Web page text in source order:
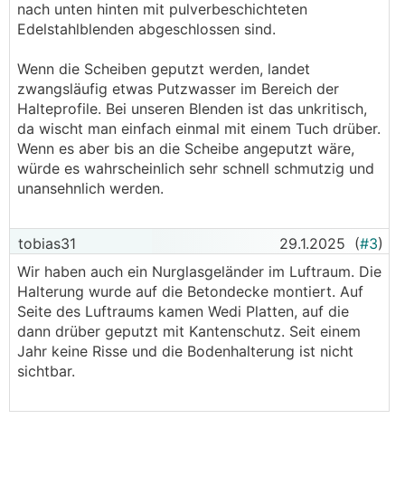
nach unten hinten mit pulverbeschichteten
Edelstahlblenden abgeschlossen sind.
Wenn die Scheiben geputzt werden, landet
zwangsläufig etwas Putzwasser im Bereich der
Halteprofile. Bei unseren Blenden ist das unkritisch,
da wischt man einfach einmal mit einem Tuch drüber.
Wenn es aber bis an die Scheibe angeputzt wäre,
würde es wahrscheinlich sehr schnell schmutzig und
unansehnlich werden.
tobias31 29.1.2025 (#3)
Wir haben auch ein Nurglasgeländer im Luftraum. Die
Halterung wurde auf die Betondecke montiert. Auf
Seite des Luftraums kamen Wedi Platten, auf die
dann drüber geputzt mit Kantenschutz. Seit einem
Jahr keine Risse und die Bodenhalterung ist nicht
sichtbar.